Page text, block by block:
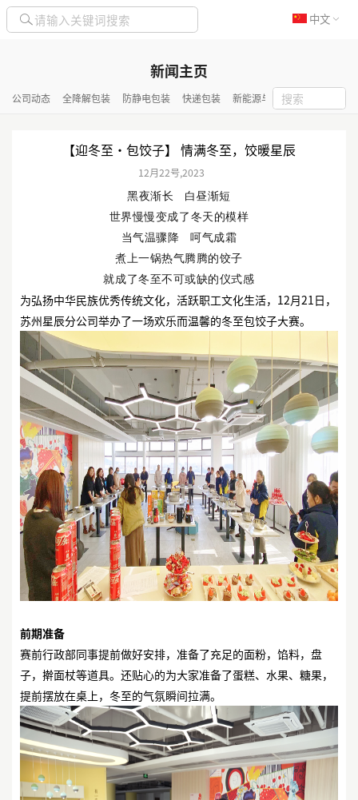
中文
新闻主页
公司动态 全降解包装 防静电包装 快递包装 新能源与化工包装
【迎冬至·包饺子】 情满冬至，饺暖星辰
12月22号,2023
黑夜渐长 白昼渐短
世界慢慢变成了冬天的模样
当气温骤降 呵气成霜
煮上一锅热气腾腾的饺子
就成了冬至不可或缺的仪式感
为弘扬中华民族优秀传统文化，活跃职工文化生活，12月21日，
苏州星辰分公司举办了一场欢乐而温馨的冬至包饺子大赛。
前期准备
赛前行政部同事提前做好安排，准备了充足的面粉，馅料，盘
子，擀面杖等道具。还贴心的为大家准备了蛋糕、水果、糖果，
提前摆放在桌上，冬至的气氛瞬间拉满。